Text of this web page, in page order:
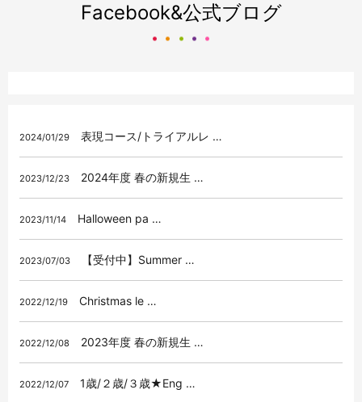
Facebook&公式ブログ
2024/01/29 表現コース/トライアルレ …
2023/12/23 2024年度 春の新規生 …
2023/11/14 Halloween pa …
2023/07/03 【受付中】Summer …
2022/12/19 Christmas le …
2022/12/08 2023年度 春の新規生 …
2022/12/07 1歳/２歳/３歳★Eng …